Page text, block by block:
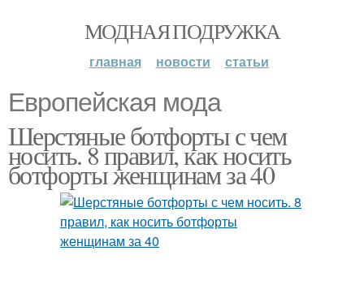
МОДНАЯ ПОДРУЖКА
главная новости статьи
Европейская мода
Шерстяные ботфорты с чем
носить. 8 правил, как носить
ботфорты женщинам за 40